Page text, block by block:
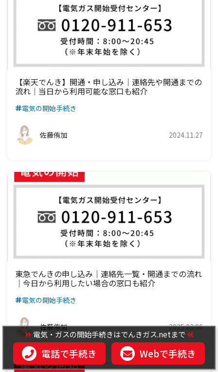
九州電力エリア
四国電力エリア
九州電力エリア
中国電力エリア
四国電力エリア
九州電力エリア
関西電力エリア
中国電力エリア
四国電力エリア
九州電力エリア
中部電力エリア
関西電力エリア
中国電力エリア
四国電力エリア
北陸電力エリア
中部電力エリア
関西電力エリア
中国電力エリア
九州電力エリア
東京電力エリア
北陸電力エリア
中部電力エリア
関西電力エリア
四国電力エリア
【楽天でんき】開通・申し込み｜連絡先や開通までの
流れ｜当日から利用可能な窓口も紹介
電気の開始手続き
佐藤侑加 2024.11.27
東急でんきの申し込み｜連絡先一覧・開通までの流れ
｜今日から利用したい場合の窓口も紹介
電気の開始手続き
佐藤侑加 2025.03.06
電気・ガスの開始手続きはでんきガス.netまで
電話で手続き Webで手続き